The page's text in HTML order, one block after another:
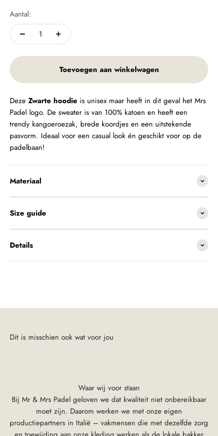
Aantal:
Toevoegen aan winkelwagen
Deze Zwarte hoodie is unisex maar heeft in dit geval het Mrs
Padel logo. De sweater is van 100% katoen en heeft een
trendy kangoeroezak, brede koordjes en een uitstekende
pasvorm. Ideaal voor een casual look én geschikt voor op de
padelbaan!
Materiaal
Size guide
Details
Waar wij voor staan
Bij Mr & Mrs Padel geloven we dat kwaliteit niet onbereikbaar
moet zijn. Daarom werken we met onze eigen
productiepartners in Italië – vakmensen die met dezelfde zorg